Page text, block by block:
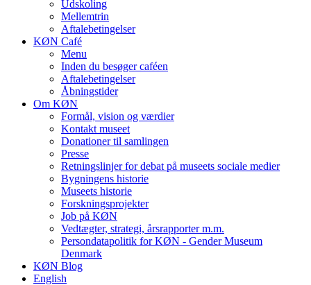
Udskoling
Mellemtrin
Aftalebetingelser
KØN Café
Menu
Inden du besøger caféen
Aftalebetingelser
Åbningstider
Om KØN
Formål, vision og værdier
Kontakt museet
Donationer til samlingen
Presse
Retningslinjer for debat på museets sociale medier
Bygningens historie
Museets historie
Forskningsprojekter
Job på KØN
Vedtægter, strategi, årsrapporter m.m.
Persondatapolitik for KØN - Gender Museum
Denmark
KØN Blog
English